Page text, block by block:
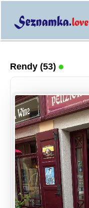
Rendy (53)